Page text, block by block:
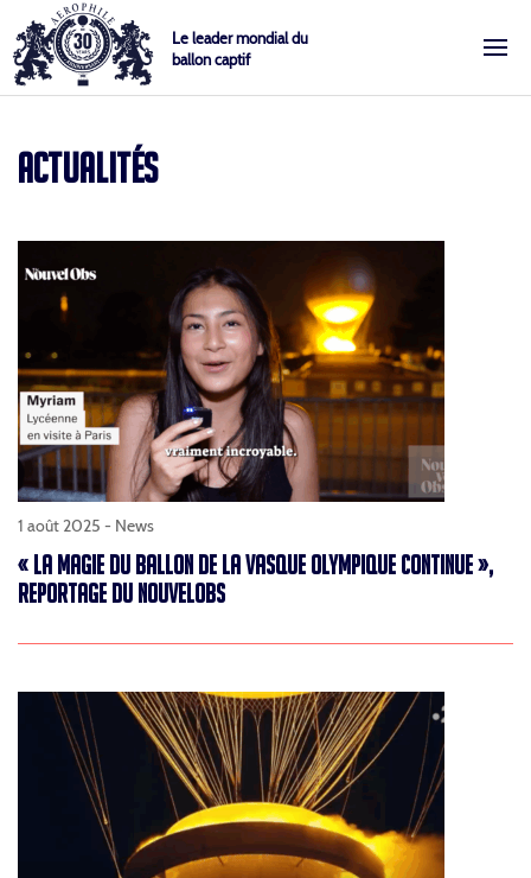
to
content
Aérophile – Le leader mondial du ballon captif
Le leader mondial du
ballon captif
ACTUALITÉS
1 août 2025 - News
« LA MAGIE DU BALLON DE LA VASQUE OLYMPIQUE CONTINUE »,
REPORTAGE DU NOUVELOBS
Cookies management panel